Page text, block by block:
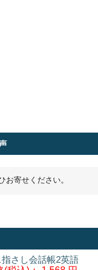
お寄せください。
指さし会話帳2英語